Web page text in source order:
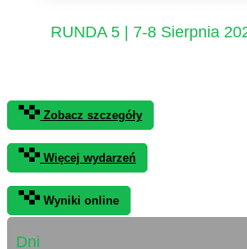
RUNDA 5 | 7-8 Sierpnia
Zobacz szczegóły
Więcej wydarzeń
Wyniki online
Dni